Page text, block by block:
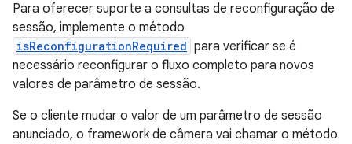
Para oferecer suporte a consultas de reconfiguração de
sessão, implemente o método
isReconfigurationRequired para verificar se é
necessário reconfigurar o fluxo completo para novos
valores de parâmetro de sessão.
Se o cliente mudar o valor de um parâmetro de sessão
anunciado, o framework de câmera vai chamar o método